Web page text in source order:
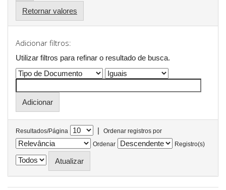
Retornar valores
Adicionar filtros:
Utilizar filtros para refinar o resultado de busca.
Resultados/Página |
Ordenar registros por
Ordenar
Registro(s)